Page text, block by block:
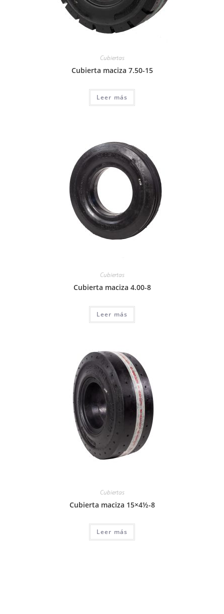
Cubiertas
Cubierta maciza 7.50-15
Leer más
Cubiertas
Cubierta maciza 4.00-8
Leer más
Cubiertas
Cubierta maciza 15×4½-8
Leer más